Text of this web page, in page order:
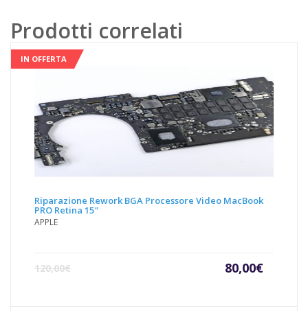
quantità
Prodotti correlati
IN OFFERTA
Riparazione Rework BGA Processore Video MacBook
PRO Retina 15″
APPLE
120,00€ 80,00€
Il